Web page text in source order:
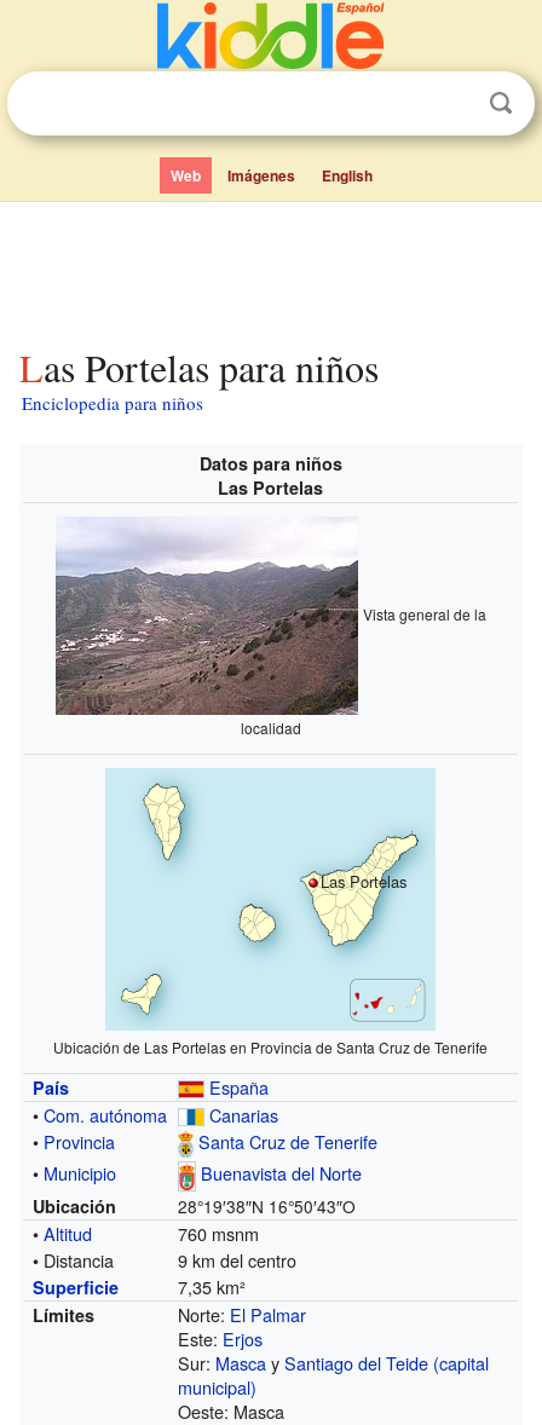
Web Imágenes English
Las Portelas para niños
Enciclopedia para niños
Datos para niños
Las Portelas
Vista general de la
localidad
Las Portelas
Ubicación de Las Portelas en Provincia de Santa Cruz de Tenerife
País
España
•Com. autónoma
Canarias
• Provincia
Santa Cruz de Tenerife
• Municipio Buenavista del Norte
Ubicación 28°19′38″N 16°50′43″O
•Altitud
760 msnm
• Distancia
9 km del centro
Superficie 7,35 km²
Límites Norte: El Palmar
Este: Erjos
Sur: MascaySantiago del Teide (capital
municipal)
Oeste: Masca